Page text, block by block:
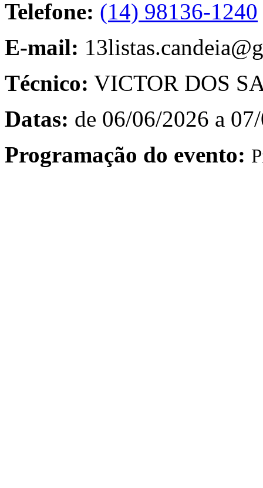
Telefone: (14) 98136-1240
E-mail:
Técnico: VICTOR DOS
Datas: de 06/06/2026 a
Programação do evento: